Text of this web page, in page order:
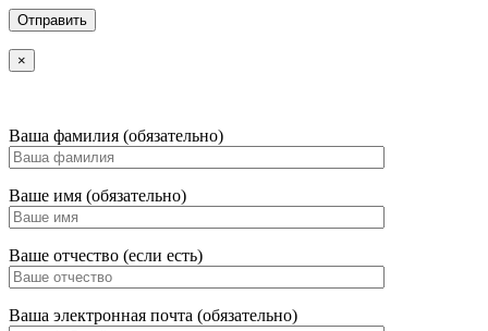
×
Ваша фамилия (обязательно)
Ваше имя (обязательно)
Ваше отчество (если есть)
Ваша электронная почта (обязательно)